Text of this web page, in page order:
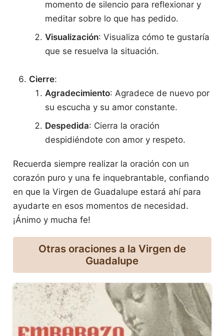
momento de silencio para reflexionar y
meditar sobre lo que has pedido.
Visualización: Visualiza cómo te gustaría
que se resuelva la situación.
Cierre:
Agradecimiento: Agradece de nuevo por
su escucha y su amor constante.
Despedida: Cierra la oración
despidiéndote con amor y respeto.
Recuerda siempre realizar la oración con un
corazón puro y una fe inquebrantable, confiando
en que la Virgen de Guadalupe estará ahí para
ayudarte en esos momentos de necesidad.
¡Ánimo y mucha fe!
Otras oraciones a la Virgen de
Guadalupe